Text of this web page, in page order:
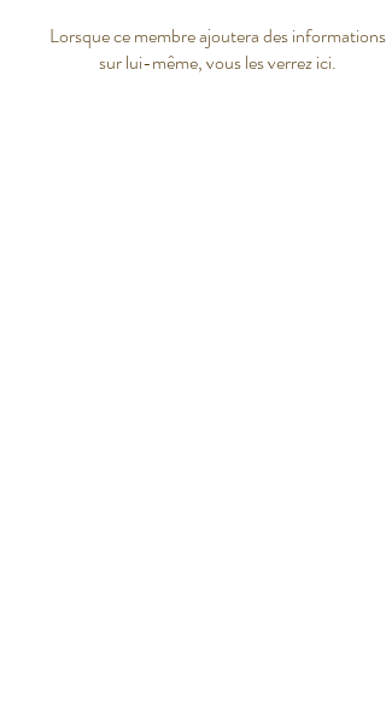
Lorsque ce membre ajoutera des informations
sur lui-même, vous les verrez ici.